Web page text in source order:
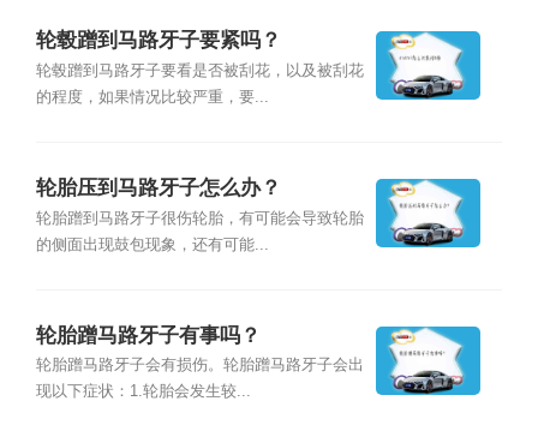
轮毂蹭到马路牙子要紧吗？
轮毂蹭到马路牙子要看是否被刮花，以及被刮花
的程度，如果情况比较严重，要...
轮胎压到马路牙子怎么办？
轮胎蹭到马路牙子很伤轮胎，有可能会导致轮胎
的侧面出现鼓包现象，还有可能...
轮胎蹭马路牙子有事吗？
轮胎蹭马路牙子会有损伤。轮胎蹭马路牙子会出
现以下症状：1.轮胎会发生较...